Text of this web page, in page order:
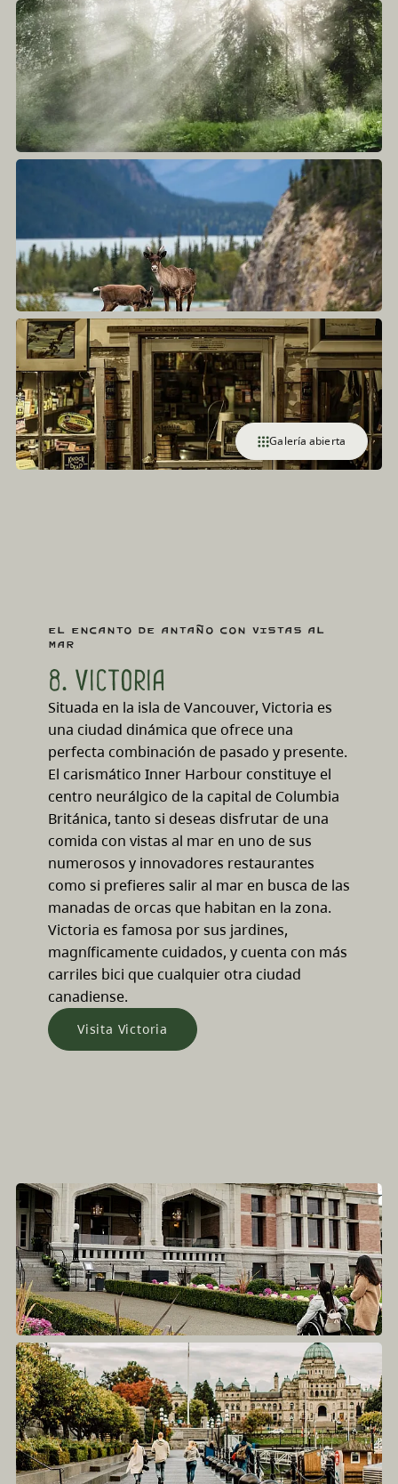
Galería abierta
El encanto de antaño con vistas al
mar
8. Victoria
Situada en la isla de Vancouver, Victoria es
una ciudad dinámica que ofrece una
perfecta combinación de pasado y presente.
El carismático Inner Harbour constituye el
centro neurálgico de la capital de Columbia
Británica, tanto si deseas disfrutar de una
comida con vistas al mar en uno de sus
numerosos y innovadores restaurantes
como si prefieres salir al mar en busca de las
manadas de orcas que habitan en la zona.
Victoria es famosa por sus jardines,
magníficamente cuidados, y cuenta con más
carriles bici que cualquier otra ciudad
canadiense.
Visita Victoria